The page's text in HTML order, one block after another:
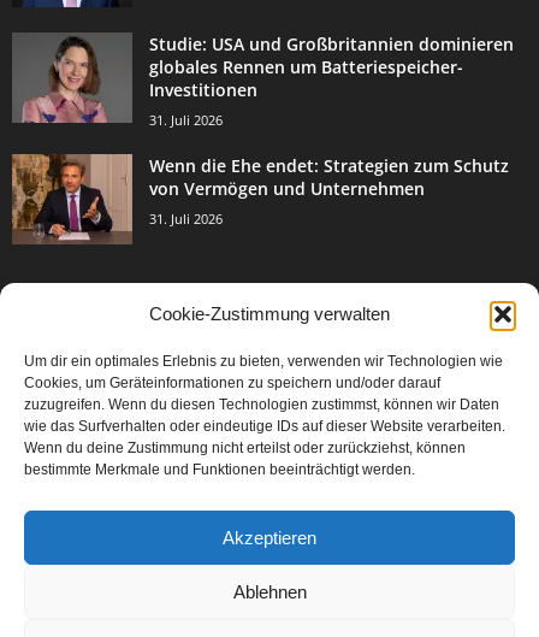
Cookie-Zustimmung verwalten
Um dir ein optimales Erlebnis zu bieten, verwenden wir Technologien wie
Cookies, um Geräteinformationen zu speichern und/oder darauf
zuzugreifen. Wenn du diesen Technologien zustimmst, können wir Daten
wie das Surfverhalten oder eindeutige IDs auf dieser Website verarbeiten.
Wenn du deine Zustimmung nicht erteilst oder zurückziehst, können
bestimmte Merkmale und Funktionen beeinträchtigt werden.
Akzeptieren
Ablehnen
Studie: USA und Großbritannien dominieren
globales Rennen um Batteriespeicher-
Investitionen
31. Juli 2026
Wenn die Ehe endet: Strategien zum Schutz
von Vermögen und Unternehmen
31. Juli 2026
Events & Success 3003
Breaking News 2067
Aktuelles
Featured Article
Karriere 567